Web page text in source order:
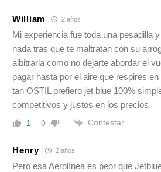
William 2 años
Mi experiencia fue toda una pesadilla
nada tras que te maltratan con su
albitraria como no dejarte abordar el
pagar hasta por el aire que respires
tan OSTIL prefiero jet blue 100%
competitivos y justos en los precios.
1 0 Contestar
Henry 2 años
Pero esa Aerolínea es peor que